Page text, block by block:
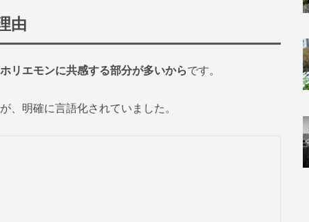
由
ホリエモンに共感する部分が多いからです。
、明確に言語化されていました。